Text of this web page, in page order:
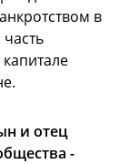
в
и отец
-